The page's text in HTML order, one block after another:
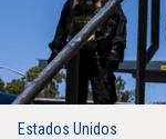
Estados Unidos